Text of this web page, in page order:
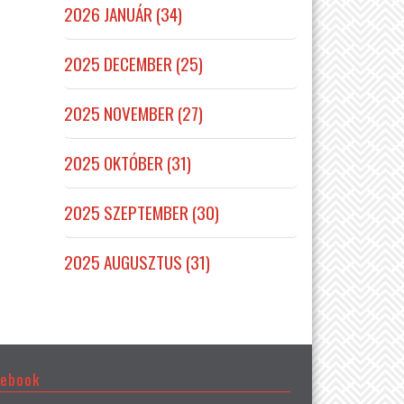
2026 JANUÁR (34)
2025 DECEMBER (25)
2025 NOVEMBER (27)
2025 OKTÓBER (31)
2025 SZEPTEMBER (30)
2025 AUGUSZTUS (31)